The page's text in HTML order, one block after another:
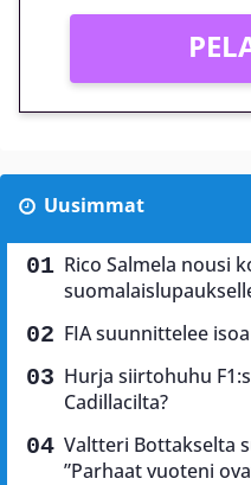
Uusimmat
Rico Salmela nousi
FIA suunnittelee
Hurja siirtohuhu
Cadillacilta?
Valtteri Bottakselta
”Parhaat vuoteni